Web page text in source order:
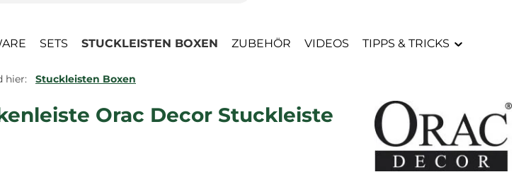
SETS STUCKLEISTEN BOXEN ZUBEHÖR VIDEOS TIPPS & TRICKS
hier: Stuckleisten Boxen
Orac Decor Stuckleiste